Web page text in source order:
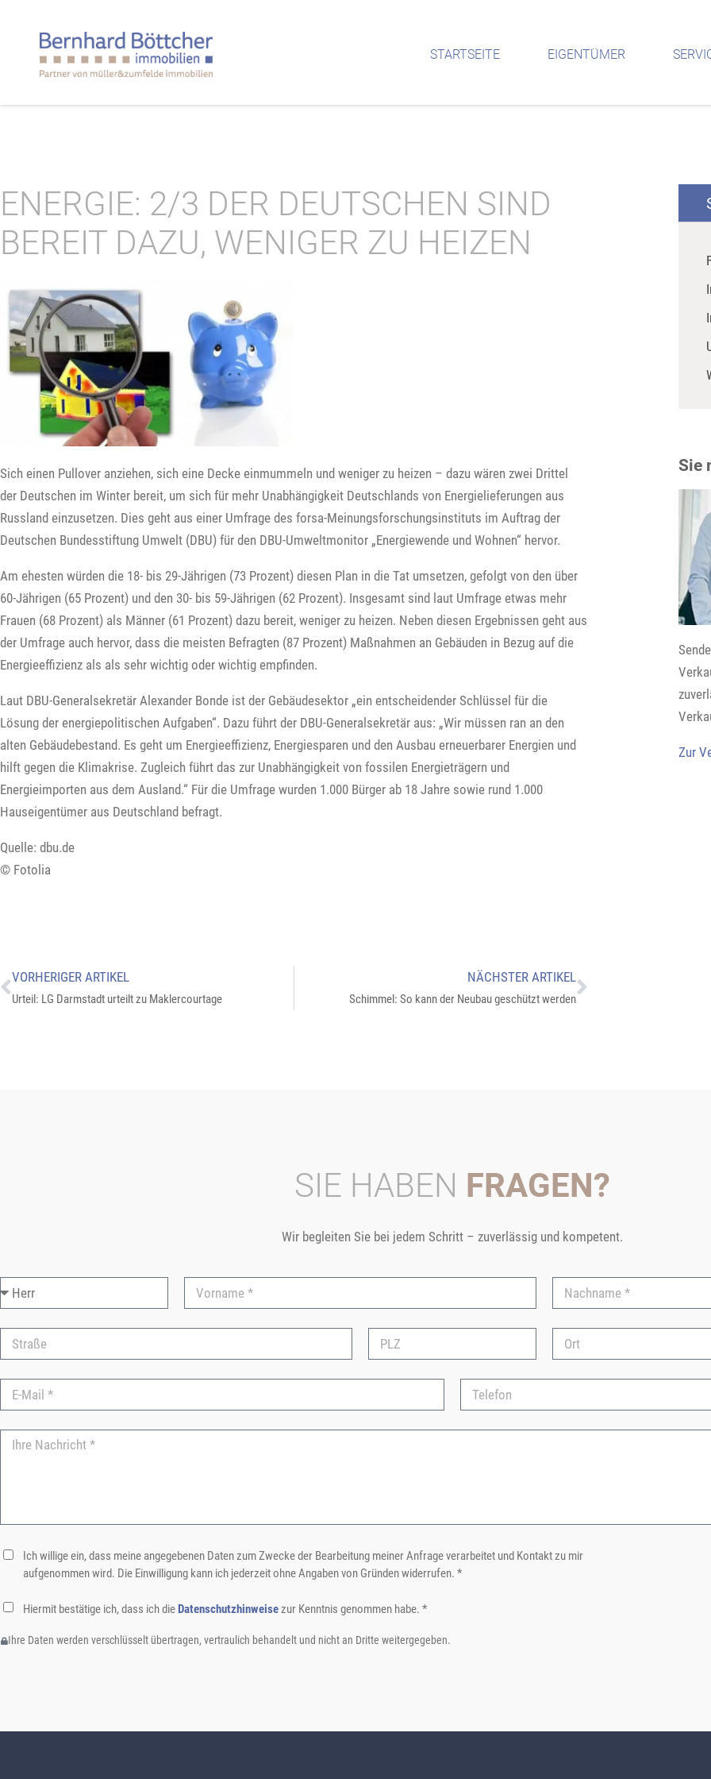
STARTSEITE EIGENTÜMER
ENERGIE: 2/3 DER DEUTSCHEN SIND
BEREIT DAZU, WENIGER ZU HEIZEN
Sich einen Pullover anziehen, sich eine Decke einmummeln und weniger zu heizen – dazu wären zwei Drittel
der Deutschen im Winter bereit, um sich für mehr Unabhängigkeit Deutschlands von Energielieferungen aus
Russland einzusetzen. Dies geht aus einer Umfrage des forsa-Meinungsforschungsinstituts im Auftrag der
Deutschen Bundesstiftung Umwelt (DBU) für den DBU-Umweltmonitor „Energiewende und Wohnen“ hervor.
Am ehesten würden die 18- bis 29-Jährigen (73 Prozent) diesen Plan in die Tat umsetzen, gefolgt von den über
60-Jährigen (65 Prozent) und den 30- bis 59-Jährigen (62 Prozent). Insgesamt sind laut Umfrage etwas mehr
Frauen (68 Prozent) als Männer (61 Prozent) dazu bereit, weniger zu heizen. Neben diesen Ergebnissen geht aus
der Umfrage auch hervor, dass die meisten Befragten (87 Prozent) Maßnahmen an Gebäuden in Bezug auf die
Energieeffizienz als als sehr wichtig oder wichtig empfinden.
Laut DBU-Generalsekretär Alexander Bonde ist der Gebäudesektor „ein entscheidender Schlüssel für die
Lösung der energiepolitischen Aufgaben“. Dazu führt der DBU-Generalsekretär aus: „Wir müssen ran an den
alten Gebäudebestand. Es geht um Energieeffizienz, Energiesparen und den Ausbau erneuerbarer Energien und
hilft gegen die Klimakrise. Zugleich führt das zur Unabhängigkeit von fossilen Energieträgern und
Energieimporten aus dem Ausland.“ Für die Umfrage wurden 1.000 Bürger ab 18 Jahre sowie rund 1.000
Hauseigentümer aus Deutschland befragt.
Quelle: dbu.de
© Fotolia
VORHERIGER ARTIKEL
Urteil: LG Darmstadt urteilt zu Maklercourtage
NÄCHSTER ARTIKEL
Schimmel: So kann der Neubau geschützt werden
Sie
Zur
SIE HABEN FRAGEN?
Wir begleiten Sie bei jedem Schritt – zuverlässig und kompetent.
Ich willige ein, dass meine angegebenen Daten zum Zwecke der Bearbeitung meiner Anfrage verarbeitet und Kontakt zu mir
aufgenommen wird. Die Einwilligung kann ich jederzeit ohne Angaben von Gründen widerrufen. *
Hiermit bestätige ich, dass ich dieDatenschutzhinweisezur Kenntnis genommen habe. *
Ihre Daten werden verschlüsselt übertragen, vertraulich behandelt und nicht an Dritte weitergegeben.